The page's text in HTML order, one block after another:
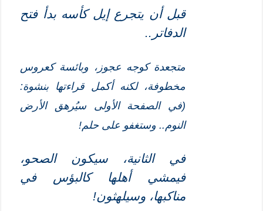
قبل أن يتجرع إيل كأسه بدأ فتح
الدفاتر..
متجعدة كوجه عجوز، وبائسة كعروس
مخطوفة، لكنه أكمل قراءتها بنشوة:
(في الصفحة الأولى سيُرهق الأرض
النوم.. وستغفو على حلم!
في الثانية، سيكون الصحو،
فيمشي أهلها كالبؤس في
مناكبها، وسيلهثون!